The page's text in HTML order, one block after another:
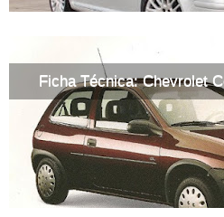
Ficha Técnica: Chevrolet